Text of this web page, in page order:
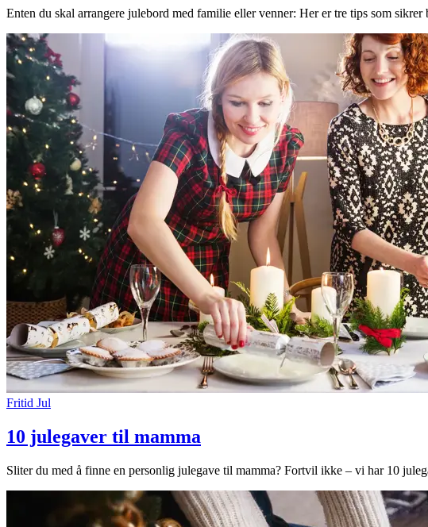
Enten du skal arrangere julebord med familie eller venner: Her er tre tips som
Fritid Jul
10 julegaver til mamma
Sliter du med å finne en personlig julegave til mamma? Fortvil ikke – vi har 10